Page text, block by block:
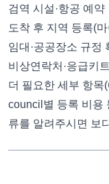
검역 시설·항공 예약
도착 후 지역 등록(
임대·공공장소 규정
비상연락처·응급키
더 필요한 세부 항목
council별 등록 비용
류를 알려주시면 보